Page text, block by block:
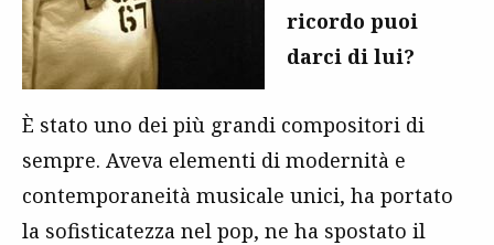
ricordo puoi
darci di lui?
È stato uno dei più grandi compositori di
sempre. Aveva elementi di modernità e
contemporaneità musicale unici, ha portato
la sofisticatezza nel pop, ne ha spostato il